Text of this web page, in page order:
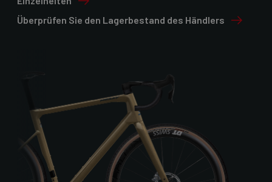
Überprüfen Sie den Lagerbestand des Händlers